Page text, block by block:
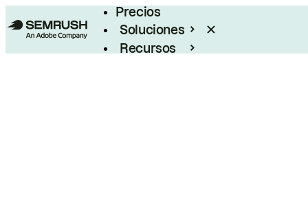
Precios
Soluciones
Recursos